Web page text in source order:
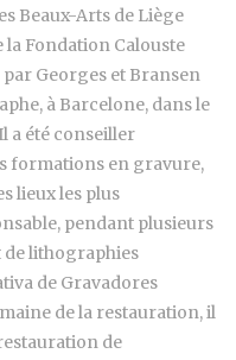
Beaux-Arts de Liège
Fondation Calouste
Georges et Bransen
à Barcelone, dans le
a été conseiller
formations en gravure,
lieux les plus
pendant plusieurs
de lithographies
de Gravadores
de la restauration, il
de